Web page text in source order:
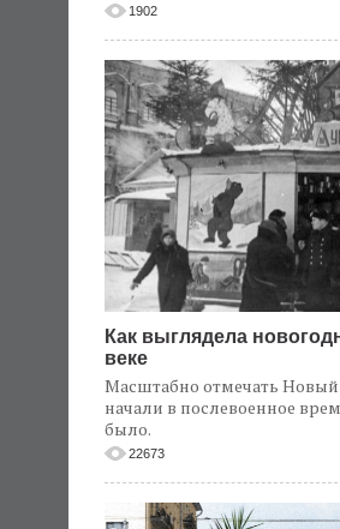
1902
Как выглядела
веке
Масштабно отмечать
начали в послевоенное
было.
22673